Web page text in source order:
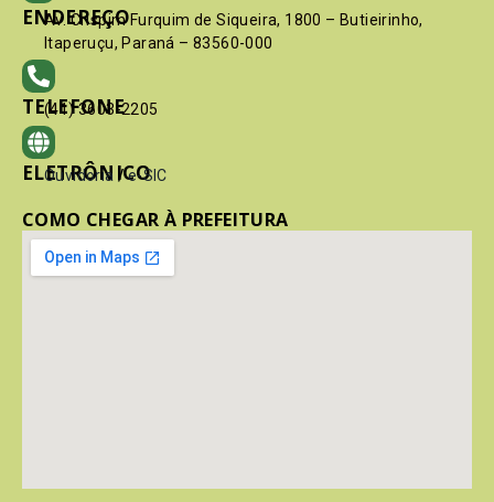
ENDEREÇO
Av. Crispim Furquim de Siqueira, 1800 – Butieirinho,
Itaperuçu, Paraná – 83560-000
TELEFONE
(41) 3603-2205
ELETRÔNICO
Ouvidoria / e-SIC
COMO CHEGAR À PREFEITURA